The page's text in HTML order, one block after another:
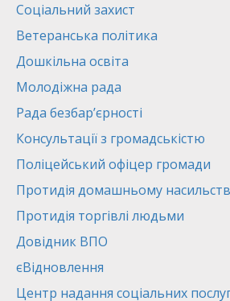
Соціальний захист
Ветеранська політика
Дошкільна освіта
Молодіжна рада
Рада безбар’єрності
Консультації з громадськістю
Поліцейський офіцер громади
Протидія домашньому
Протидія торгівлі людьми
Довідник ВПО
єВідновлення
Центр надання соціальних